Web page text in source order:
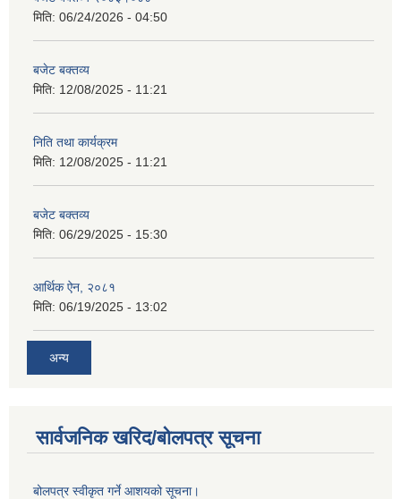
मिति: 06/24/2026 - 04:50
बजेट बक्तव्य
मिति: 12/08/2025 - 11:21
निति तथा कार्यक्रम
मिति: 12/08/2025 - 11:21
बजेट बक्तव्य
मिति: 06/29/2025 - 15:30
आर्थिक ऐन, २०८१
मिति: 06/19/2025 - 13:02
अन्य
सार्वजनिक खरिद/बोलपत्र सूचना
बोलपत्र स्वीकृत गर्ने आशयको सूचना।